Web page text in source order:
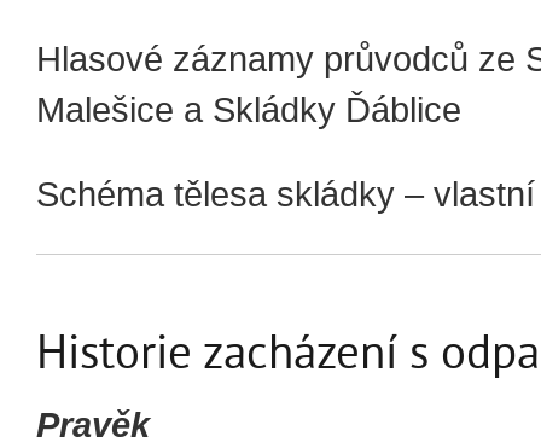
Hlasové záznamy průvodců ze
Malešice a Skládky Ďáblice
Schéma tělesa skládky –
Historie zacházení s
Pravěk